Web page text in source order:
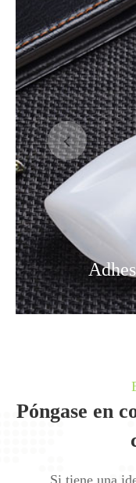
Póngase en
Si tiene una